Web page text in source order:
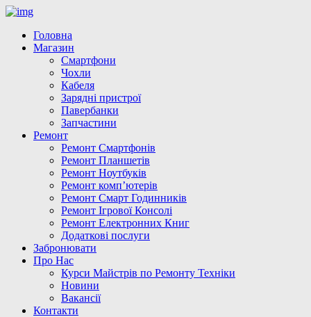
Головна
Магазин
Смартфони
Чохли
Кабеля
Зарядні пристрої
Павербанки
Запчастини
Ремонт
Ремонт Смартфонів
Ремонт Планшетів
Ремонт Ноутбуків
Ремонт комп’ютерів
Ремонт Смарт Годинників
Ремонт Ігрової Консолі
Ремонт Електронних Книг
Додаткові послуги
Забронювати
Про Нас
Курси Майстрів по Ремонту Техніки
Новини
Вакансії
Контакти